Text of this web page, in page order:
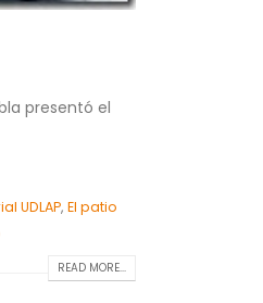
presentó el
UDLAP, El patio
READ MORE...